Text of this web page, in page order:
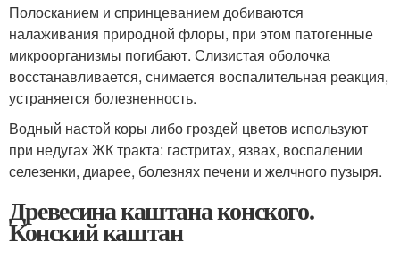
Полосканием и спринцеванием добиваются
налаживания природной флоры, при этом патогенные
микроорганизмы погибают. Слизистая оболочка
восстанавливается, снимается воспалительная реакция,
устраняется болезненность.
Водный настой коры либо гроздей цветов используют
при недугах ЖК тракта: гастритах, язвах, воспалении
селезенки, диарее, болезнях печени и желчного пузыря.
Древесина каштана конского.
Конский каштан